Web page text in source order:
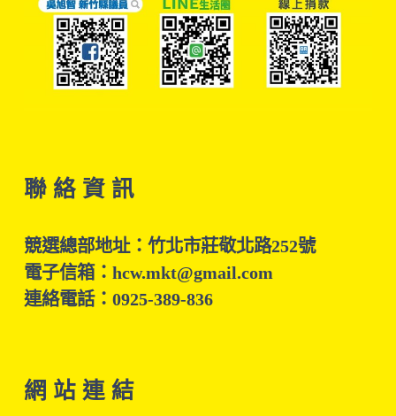
聯 絡 資 訊
競選總部地址：竹北市莊敬北路252號
電子信箱：hcw.mkt@gmail.com
連絡電話：0925-389-836
網 站 連 結